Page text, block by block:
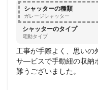
シャッターの種類
ガレージシャッター
シャッターのタイプ
電動タイプ
工事が手際よく、思いの
サ―ビスで手動紐の収納
難うございました。